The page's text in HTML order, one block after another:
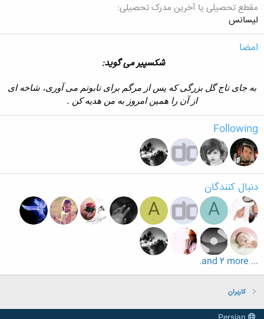
مقطع تحصیلی یا آخرین مدرک تحصیلی
لیسانس
امضا
شکسپير می گويد:
به جای تاج گل بزرگی که پس از مرگم برای تابوتم می آوری، شاخه ای
از آن را همين امروز به من هديه کن .
Following
دنبال کنندگان
A
A
... and 2 more.
کاربران